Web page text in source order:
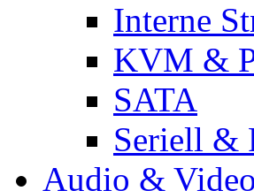
Interne
KVM &
SATA
Seriell &
Audio & Video